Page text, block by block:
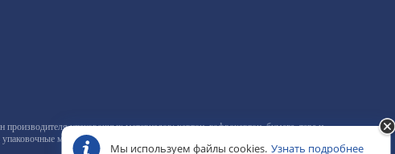
упаковочных материалов: картон, гофрокартон, бумага, тара и
материалы
Мы используем файлы cookies. Узнать подробнее